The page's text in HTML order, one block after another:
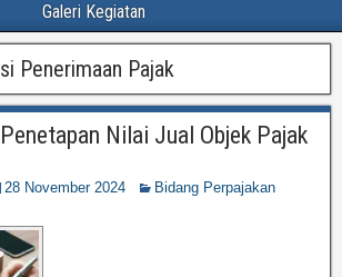
Galeri Kegiatan
Penerimaan Pajak
Nilai Jual Objek Pajak
28 November 2024
Bidang Perpajakan